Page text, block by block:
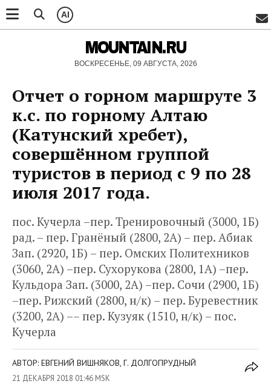
AI
MOUNTAIN.RU
ВОСКРЕСЕНЬЕ, 09 АВГУСТА, 2026
Отчет о горном маршруте 3
к.с. по горному Алтаю
(Катунский хребет),
совершённом группой
туристов в период с 9 по 28
июля 2017 года.
пос. Кучерла –пер. Тренировочный (3000, 1Б)
рад. – пер. Гранёный (2800, 2А) – пер. Абиак
Зап. (2920, 1Б) – пер. Омских Политехников
(3060, 2А) –пер. Сухорукова (2800, 1А) –пер.
Кульдора Зап. (3000, 2А) –пер. Сочи (2900, 1Б)
–пер. Рижский (2800, н/к) – пер. Буревестник
(3200, 2А) –– пер. Кузуяк (1510, н/к) – пос.
Кучерла
АВТОР: ЕВГЕНИЙ ВИШНЯКОВ, Г. ДОЛГОПРУДНЫЙ
21 ДЕКАБРЯ 2018 01:46 MSK